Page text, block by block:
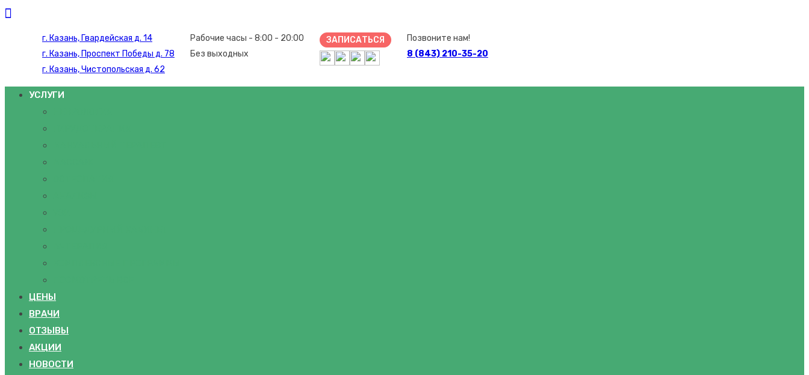
г. Казань, Гвардейская д. 14
г. Казань, Проспект Победы д. 78
г. Казань, Чистопольская д. 62
Рабочие часы - 8:00 - 20:00
Без выходных
ЗАПИСАТЬСЯ
Позвоните нам!
8 (843) 210-35-20
УСЛУГИ
ЦЕНЫ
ВРАЧИ
ОТЗЫВЫ
АКЦИИ
НОВОСТИ